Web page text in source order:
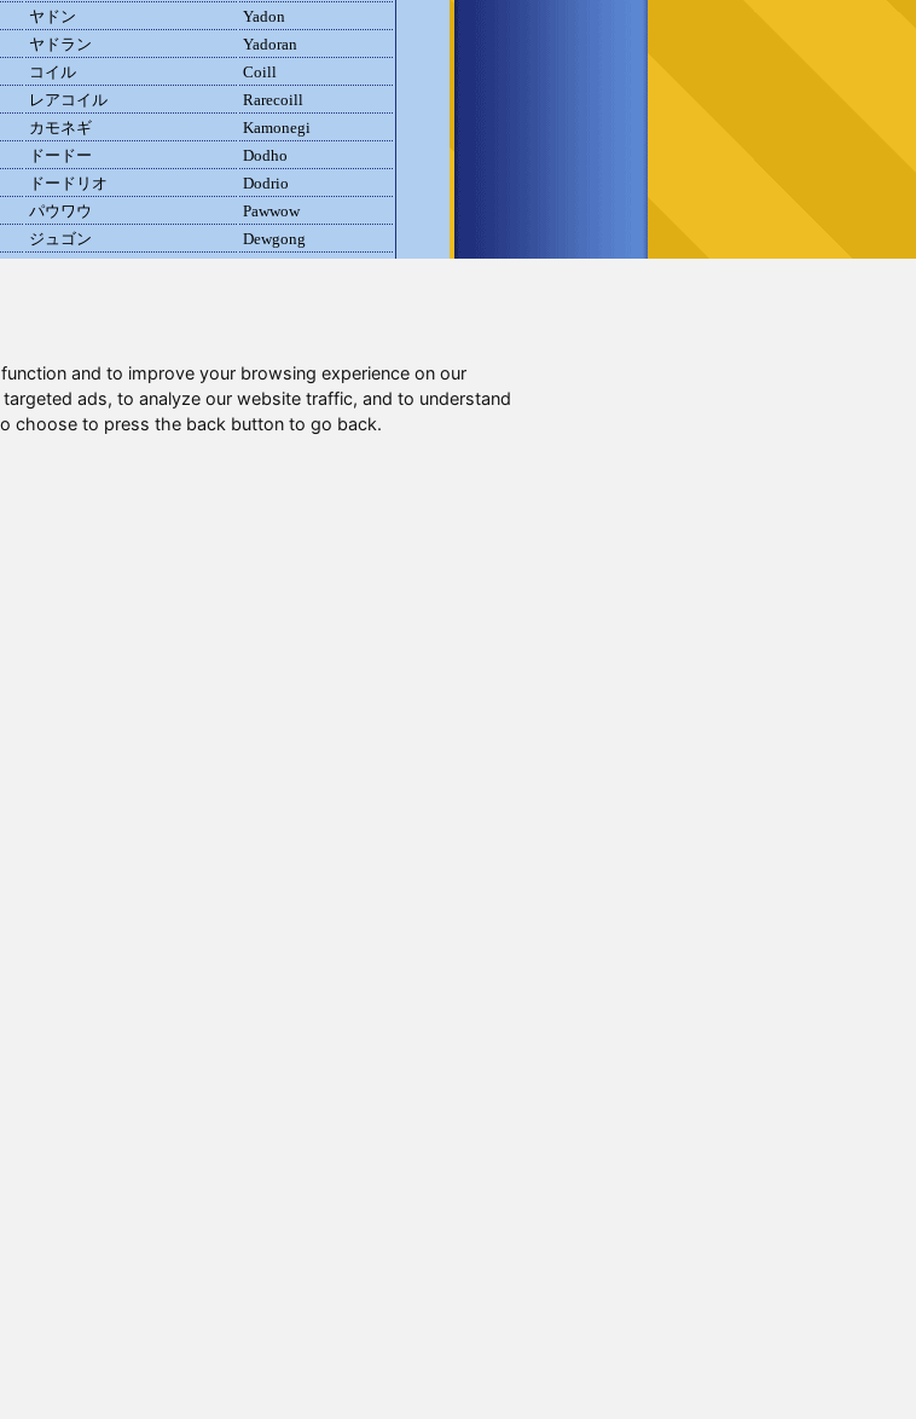
ヤドン
Yadon
ヤドラン
Yadoran
コイル
Coill
レアコイル
Rarecoill
カモネギ
Kamonegi
ドードー
Dodho
ドードリオ
Dodrio
パウワウ
Pawwow
ジュゴン
Dewgong
ゴース
Ghos
ゴースト
Ghostt
ゲンガー
Gengar
and to improve your browsing experience on our
ads, to analyze our website traffic, and to understand
choose to press the back button to go back.